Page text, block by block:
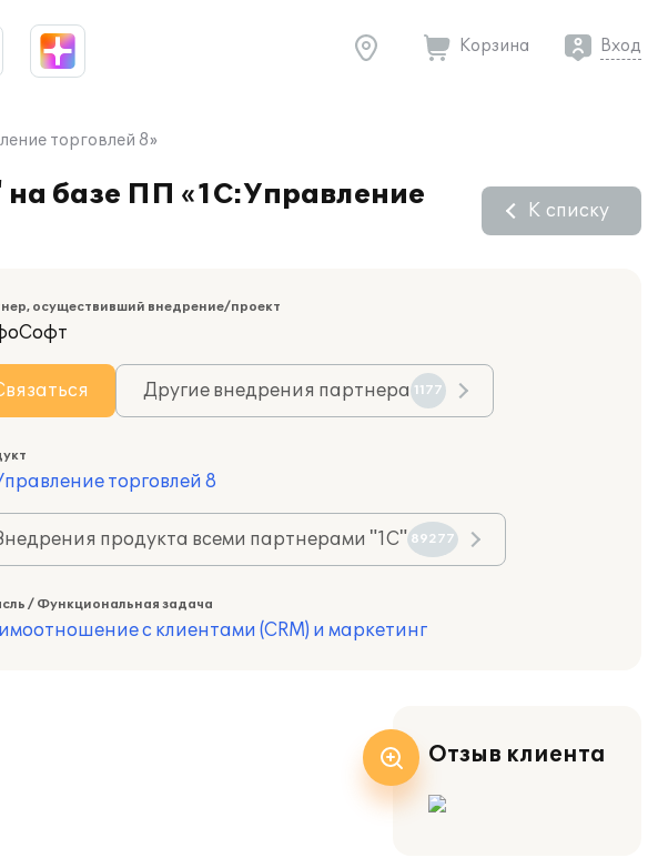
Корзина Вход
торговлей 8»
на базе ПП «1С:Управление
К списку
осуществивший внедрение/проект
Другие внедрения партнера 1177
торговлей 8
продукта всеми партнерами "1С" 89277
/ Функциональная задача
с клиентами (CRM) и маркетинг
Отзыв клиента